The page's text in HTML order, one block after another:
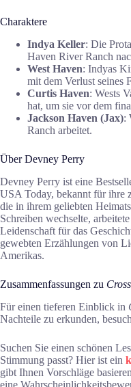
Charaktere
Indya Keller: Die
Haven River Ranch
West Haven: Indyas
mit dem Verlust seines
Curtis Haven: Wests
hat, um sie vor dem
Jackson Haven (Jax):
Ranch arbeitet.
Über Devney Perry
Devney Perry ist eine
USA Today, bekannt für ihre
die in ihrem geliebten
Schreiben wechselte,
Leidenschaft für das
gewebten Erzählungen von
Amerikas.
Zusammenfassungen zu
Für einen tieferen Einblick in
Nachteile zu erkunden,
Suchen Sie einen schönen
Stimmung passt? Hier ist ein
gibt Ihnen Vorschläge
eine